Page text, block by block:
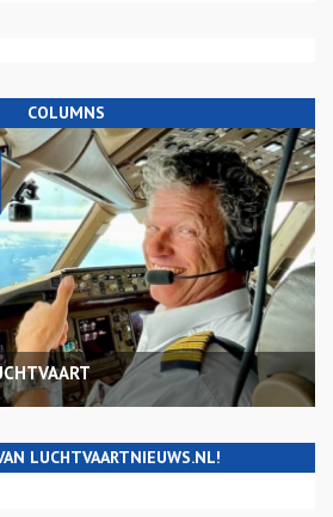
COLUMNS
LUCHTVAARTNIEUWS.NL!